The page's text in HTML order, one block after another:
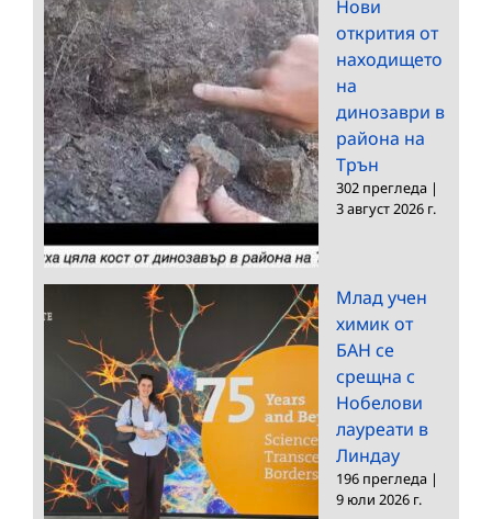
Нови
открития от
находището
на
динозаври в
района на
Трън
302 прегледа |
3 август 2026 г.
Млад учен
химик от
БАН се
срещна с
Нобелови
лауреати в
Линдау
196 прегледа |
9 юли 2026 г.